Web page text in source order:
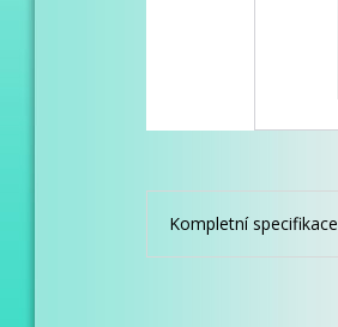
Kompletní specifikace